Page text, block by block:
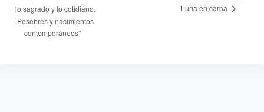
lo sagrado y lo cotidiano.
Pesebres y nacimientos
contemporáneos”
Luna en carpa